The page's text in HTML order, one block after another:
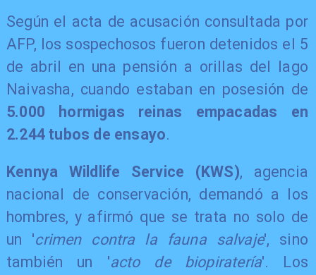
Según el acta de acusación consultada por
AFP, los sospechosos fueron detenidos el 5
de abril en una pensión a orillas del lago
Naivasha, cuando estaban en posesión de
5.000 hormigas reinas empacadas en
2.244 tubos de ensayo.
Kennya Wildlife Service (KWS), agencia
nacional de conservación, demandó a los
hombres, y afirmó que se trata no solo de
un 'crimen contra la fauna salvaje', sino
también un 'acto de biopiratería'. Los